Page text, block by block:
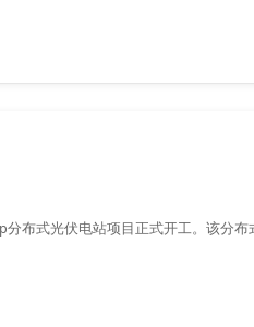
布式光伏电站项目正式开工。该分